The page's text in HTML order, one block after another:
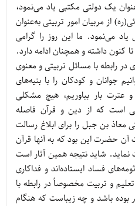
یک دولتی مکتبی یاد می‌نمود،
از مربیان امور تربیتی به‌عنوان
یاد می‌نمود. ما این روز را گرامی
کنون داشته و همچنان ادامه دارد.
در رابطه با مسائل تربیتی و معنوی
جوانان و کودکان را با بنیه‌های
عترت بار بیاوریم، هیچ مشکلی
است که از دین و قرآن فاصله
بن جبل را برای ابلاغ رسالت
آن حضرت این بود که به آنها قرآن
نماید. شاید نتیجه همین آثار است
فساد ایستاده‌اند و فداکاری
و تربیت مخصوصاً در رابطه با
بوده باشد و چه زیباست که هنگام